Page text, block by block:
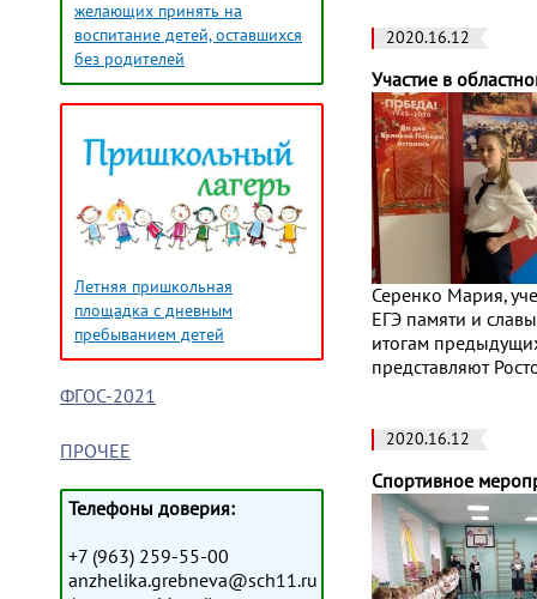
желающих принять на
воспитание детей, оставшихся
без родителей
Летняя пришкольная
площадка с дневным
пребыванием детей
ФГОС-2021
ПРОЧЕЕ
Телефоны доверия:
+7 (963) 259-55-00
anzhelika.grebneva@sch11.ru
2020.16.12
Участие в
Серенко Мария,
ЕГЭ памяти и
итогам
представляют
2020.16.12
Спортивное